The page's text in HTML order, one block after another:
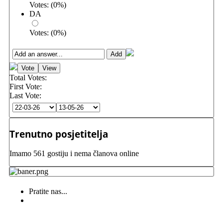
Votes: (0%)
DA
Votes: (0%)
Total Votes:
First Vote:
Last Vote:
Trenutno posjetitelja
Imamo 561 gostiju i nema članova online
Pratite nas...